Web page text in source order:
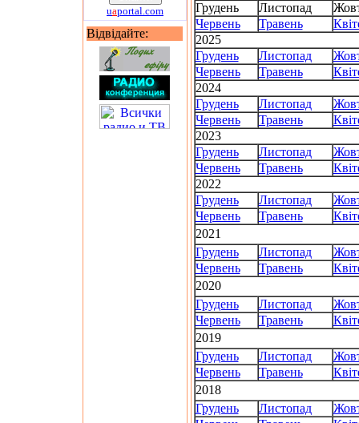
uaportal.com
Відвідайте:
Грудень
Листопад
Червень
Травень
2025
Грудень
Листопад
Червень
Травень
2024
Грудень
Листопад
Червень
Травень
2023
Грудень
Листопад
Червень
Травень
2022
Грудень
Листопад
Червень
Травень
2021
Грудень
Листопад
Червень
Травень
2020
Грудень
Листопад
Червень
Травень
2019
Грудень
Листопад
Червень
Травень
2018
Грудень
Листопад